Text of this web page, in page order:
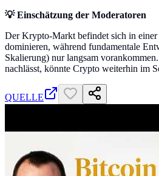
💡 Einschätzung der Moderatoren
Der Krypto-Markt befindet sich in
dominieren, während fundamentale
Skalierung) nur langsam
nachlässt, könnte Crypto weiterhin im
QUELLE